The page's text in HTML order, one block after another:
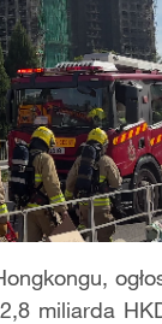
miliarda